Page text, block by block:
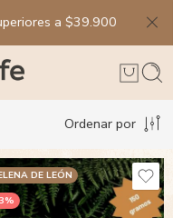
a $39.900
Ordenar por
DE LEÓN